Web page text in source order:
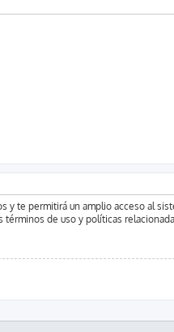
te permitirá un amplio acceso al
de uso y políticas